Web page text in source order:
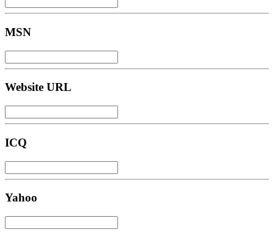
MSN
Website URL
ICQ
Yahoo